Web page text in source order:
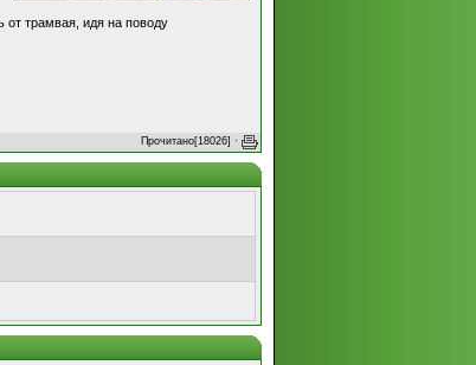
от трамвая, идя на поводу
Прочитано[18026] ·